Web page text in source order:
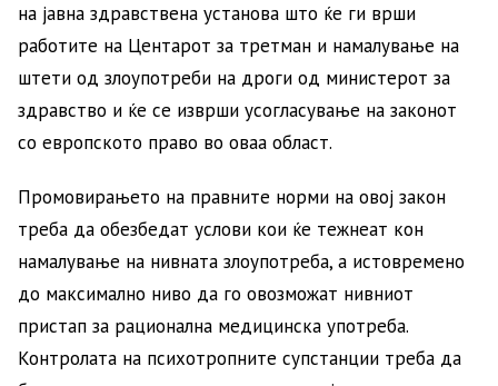
на јавна здравствена установа што ќе ги врши
работите на Центарот за третман и намалување на
штети од злоупотреби на дроги од министерот за
здравство и ќе се изврши усогласување на законот
со европското право во оваа област.
Промовирањето на правните норми на овој закон
треба да обезбедат услови кои ќе тежнеат кон
намалување на нивната злоупотреба, а истовремено
до максимално ниво да го овозможат нивниот
пристап за рационална медицинска употреба.
Контролата на психотропните супстанции треба да